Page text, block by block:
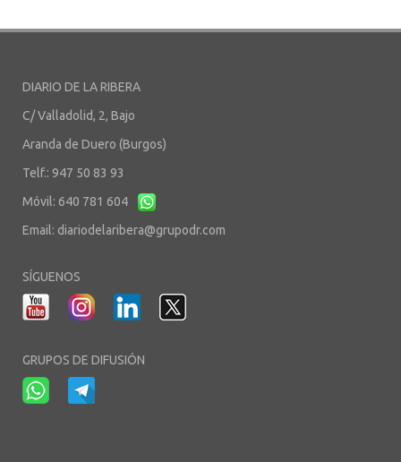
DIARIO DE LA RIBERA
C/ Valladolid, 2, Bajo
Aranda de Duero (Burgos)
Telf.: 947 50 83 93
Móvil: 640 781 604
Email: diariodelaribera@grupodr.com
SÍGUENOS
GRUPOS DE DIFUSIÓN